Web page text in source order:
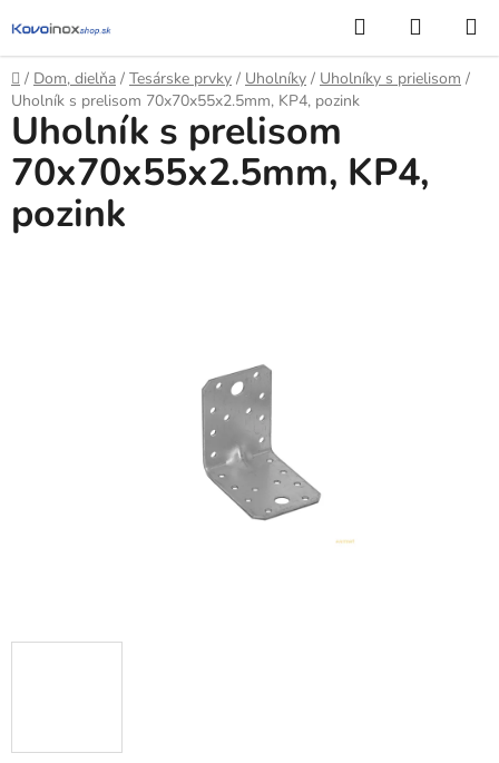
na
obsah
Hľadať
KOŠÍK
Domov
/ Dom, dielňa / Tesárske prvky / Uholníky / Uholníky s prielisom /
Uholník s prelisom 70x70x55x2.5mm, KP4, pozink
Uholník s prelisom
70x70x55x2.5mm, KP4,
pozink